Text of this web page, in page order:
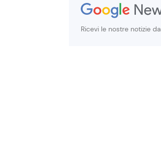
Ricevi le nostre notizie da